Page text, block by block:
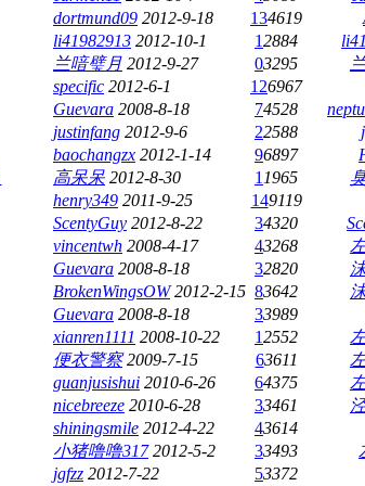
dortmund09 2012-9-18 134619
li41982913 2012-10-1 12884
兰喑璧月 2012-9-27 03295
specific 2012-6-1 126967
Guevara 2008-8-18 74528
justinfang 2012-9-6 22588
baochangzx 2012-1-14 96897
高呆呆 2012-8-30 1 1965
henry349 2011-9-25 149119
ScentyGuy 2012-8-22 34320
vincentwh 2008-4-17 43268
Guevara 2008-8-18 32820
BrokenWingsOW 2012-2-15 83642
Guevara 2008-8-18 33989
xianren1111 2008-10-22 12552
便衣警察 2009-7-15 63611
guanjusishui 2010-6-26 64375
nicebreeze 2010-6-28 33461
shiningsmile 2012-4-22 43614
小猪噜噜317 2012-5-2 33493
jgfzz 2012-7-22 53372